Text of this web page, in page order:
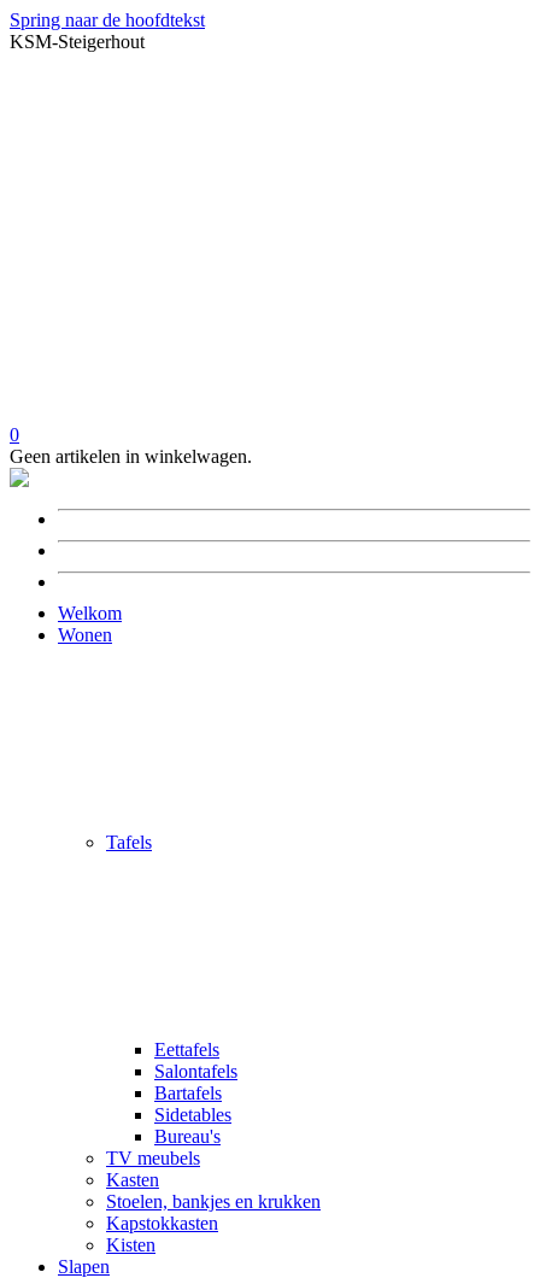
Spring naar de hoofdtekst
KSM-Steigerhout
0
Geen artikelen in winkelwagen.
Welkom
Wonen
Tafels
Eettafels
Salontafels
Bartafels
Sidetables
Bureau's
TV meubels
Kasten
Stoelen, bankjes en krukken
Kapstokkasten
Kisten
Slapen